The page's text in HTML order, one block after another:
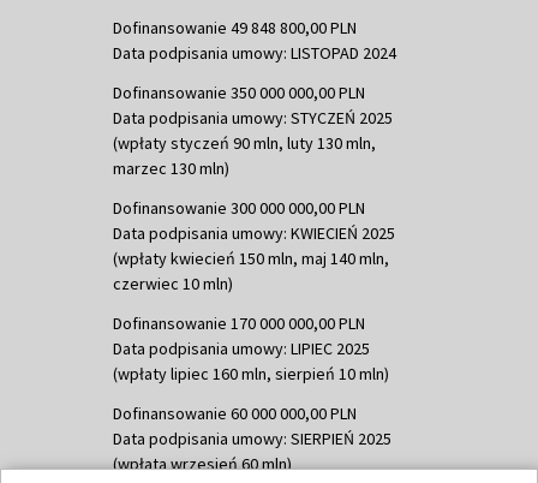
Dofinansowanie 49 848 800,00 PLN
Data podpisania umowy: LISTOPAD 2024
Dofinansowanie 350 000 000,00 PLN
Data podpisania umowy: STYCZEŃ 2025
(wpłaty styczeń 90 mln, luty 130 mln,
marzec 130 mln)
Dofinansowanie 300 000 000,00 PLN
Data podpisania umowy: KWIECIEŃ 2025
(wpłaty kwiecień 150 mln, maj 140 mln,
czerwiec 10 mln)
Dofinansowanie 170 000 000,00 PLN
Data podpisania umowy: LIPIEC 2025
(wpłaty lipiec 160 mln, sierpień 10 mln)
Dofinansowanie 60 000 000,00 PLN
Data podpisania umowy: SIERPIEŃ 2025
(wpłata wrzesień 60 mln)